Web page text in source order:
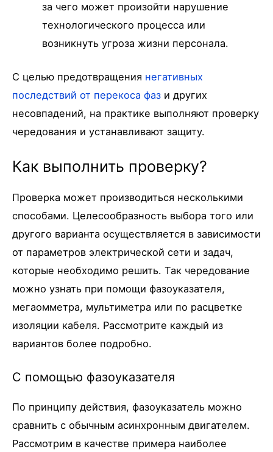
за чего может произойти нарушение
технологического процесса или
возникнуть угроза жизни персонала.
С целью предотвращения негативных
последствий от перекоса фаз и других
несовпадений, на практике выполняют проверку
чередования и устанавливают защиту.
Как выполнить проверку?
Проверка может производиться несколькими
способами. Целесообразность выбора того или
другого варианта осуществляется в зависимости
от параметров электрической сети и задач,
которые необходимо решить. Так чередование
можно узнать при помощи фазоуказателя,
мегаомметра, мультиметра или по расцветке
изоляции кабеля. Рассмотрите каждый из
вариантов более подробно.
С помощью фазоуказателя
По принципу действия, фазоуказатель можно
сравнить с обычным асинхронным двигателем.
Рассмотрим в качестве примера наиболее